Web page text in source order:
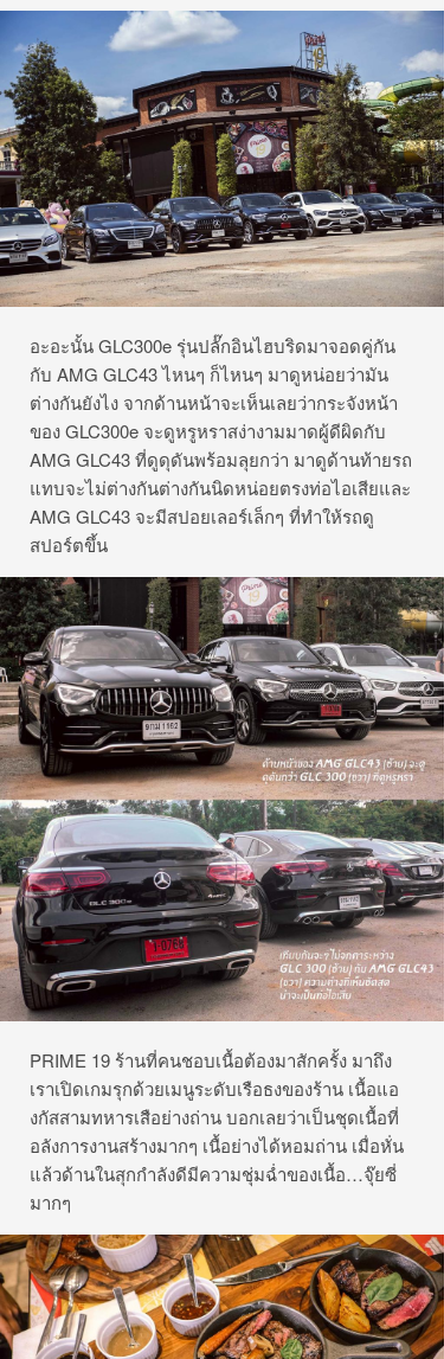
อะอะนั้น GLC300e รุ่นปลั๊กอินไฮบริดมาจอดคู่กัน
กับ AMG GLC43 ไหนๆ ก็ไหนๆ มาดูหน่อยว่ามัน
ต่างกันยังไง จากด้านหน้าจะเห็นเลยว่ากระจังหน้า
ของ GLC300e จะดูหรูหราสง่างามมาดผู้ดีผิดกับ
AMG GLC43 ที่ดูดุดันพร้อมลุยกว่า มาดูด้านท้ายรถ
แทบจะไม่ต่างกันต่างกันนิดหน่อยตรงท่อไอเสียและ
AMG GLC43 จะมีสปอยเลอร์เล็กๆ ที่ทำให้รถดู
สปอร์ตขึ้น
PRIME 19 ร้านที่คนชอบเนื้อต้องมาสักครั้ง มาถึง
เราเปิดเกมรุกด้วยเมนูระดับเรือธงของร้าน เนื้อแอ
งกัสสามทหารเสือย่างถ่าน บอกเลยว่าเป็นชุดเนื้อที่
อลังการงานสร้างมากๆ เนื้อย่างได้หอมถ่าน เมื่อหั่น
แล้วด้านในสุกกำลังดีมีความชุ่มฉ่ำของเนื้อ…จุ๊ยซี่
มากๆ